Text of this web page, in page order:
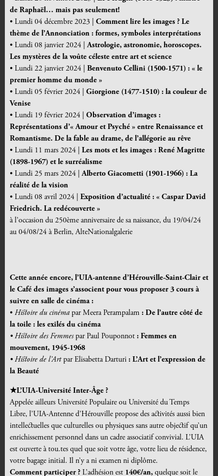
de Raphaël… mais pas seulement!
• Lundi 04 décembre 2023 | Comment lire les images ? Le
thème de l’Annonciation : formes, symboles interprétations
• Lundi 08 janvier 2024 |Astrologie, astronomie, horoscopes.
Les mystères de la voûte céleste entre art et science
• Lundi 22 janvier 2024 | Benvenuto Cellini (1500-1571) : « le
premier homme du monde »
• Lundi 05 février 2024 | Giorgione (1477-1510) : la couleur de
Venise
• Lundi 19 février 2024 | Observation d’images :
Représentations d’« Amour et Psyché » entre Renaissance et
Romantisme. De la fable au drame, de l’allégorie au rêve
• Lundi 11 mars 2024 | Les mots et les images : René Magritte
(1898-1967) et le surréalisme
• Lundi 25 mars 2024 |Alberto Giacometti (1901-1966) : La
réalité de la vision
• Lundi 08 avril 2024 | Exposition d’actualité : « Caspar David
Friedrich. La redécouverte »
à l’occasion du 250ème anniversaire de sa naissance, du 19/04/24
au 04/08/24 à Berlin, AlteNationalgalerie
Cette année encore, l’UIA-antenne d’Hérouville-Saint-Clair et
le Café des images s’associent pour vous proposer 3 cours à
suivre en salle de cinéma :
• Histoire du cinéma par Meera Perampalam : De l’autre côté de
la toile : les exilés du cinéma
• Histoire des Femmes par Paul Pouponnot : Femmes en
mouvement, 1945-1968
• Histoire de l’Art par Elisabetta Darturi : L’Art et l’expression de
la Beauté
★L’UIA-Université Inter-Âge ?
Appelée ailleurs Université Populaire ou Université du Temps
Libre, l’UIA-Antenne d’Hérouville propose des activités aussi bien
intellectuelles que culturelles ou physiques sans autre objectif qu’un
enrichissement personnel dans un cadre associatif convivial. L’UIA
est ouverte à tou.tes quel que soit votre âge, votre lieu de résidence,
votre bagage initial. Il n’y a ni examen ni diplôme.
Comment participer ? L’adhésion est 140€/an, quelque soit le